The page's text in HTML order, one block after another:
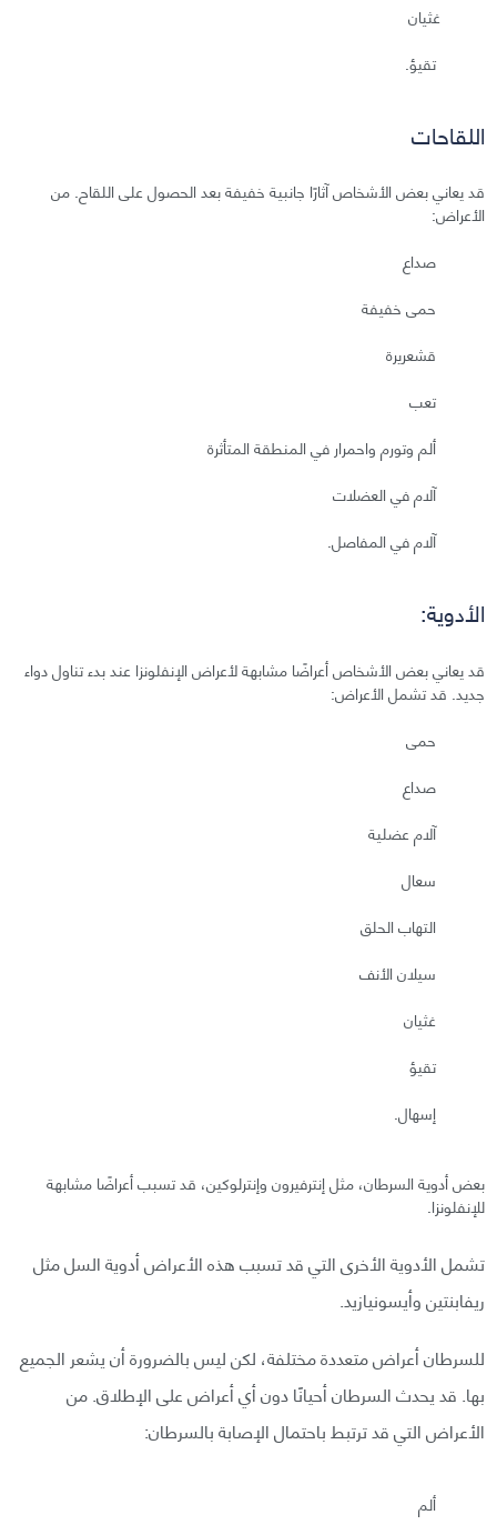
غثيان
تقيؤ.
اللقاحات
قد يعاني بعض الأشخاص آثارًا جانبية خفيفة بعد الحصول على اللقاح. من
الأعراض:
صداع
حمى خفيفة
قشعريرة
تعب
ألم وتورم واحمرار في المنطقة المتأثرة
آلام في العضلات
آلام في المفاصل.
الأدوية:
قد يعاني بعض الأشخاص أعراضًا مشابهة لأعراض الإنفلونزا عند بدء تناول دواء
جديد. قد تشمل الأعراض:
حمى
صداع
آلام عضلية
سعال
التهاب الحلق
سيلان الأنف
غثيان
تقيؤ
إسهال.
بعض أدوية السرطان، مثل إنترفيرون وإنترلوكين، قد تسبب أعراضًا مشابهة
للإنفلونزا.
تشمل الأدوية الأخرى التي قد تسبب هذه الأعراض أدوية السل مثل
ريفابنتين وأيسونيازيد.
للسرطان أعراض متعددة مختلفة، لكن ليس بالضرورة أن يشعر الجميع
بها. قد يحدث السرطان أحيانًا دون أي أعراض على الإطلاق. من
الأعراض التي قد ترتبط باحتمال الإصابة بالسرطان:
ألم